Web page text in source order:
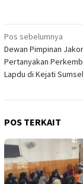
Navigasi
pos
Pos sebelumnya
Dewan Pimpinan
Pertanyakan
Lapdu di Kejati Sumsel
POS TERKAIT